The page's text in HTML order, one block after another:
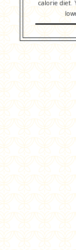
calorie diet.